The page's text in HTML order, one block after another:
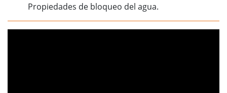
Propiedades de bloqueo del agua.